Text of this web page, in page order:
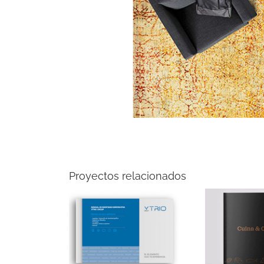
Proyectos relacionados